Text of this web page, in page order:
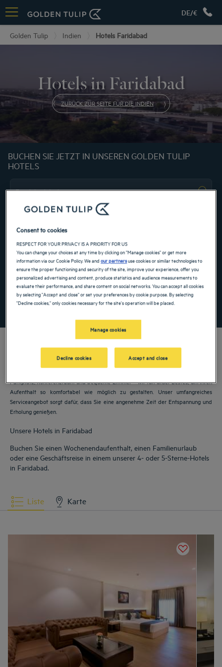
DE/€
Golden Tulip Indien Hotels Faridabad
Hotels in Faridabad
ZURÜCK ZUR SEITE FÜR DIE INDIEN
BUCHEN SIE JETZT IN UNSEREN GOLDEN TULIP
HOTELS
FINDEN SIE EIN HOTEL
Spezialcode hinzufügen
Parkplatz, Konferenzraum und bequeme Zimmer – wir tun unser Bestes, um Ihren
Aufenthalt so komfortabel wie möglich zu gestalten. Unser umfangreiches
Serviceangebot sorgt dafür, dass Sie eine angenehme Zeit der Entspannung und
Erholung genießen.
Unsere Hotels in Faridabad
Buchen Sie einen Wochenendaufenthalt, einen Familienurlaub
oder eine Geschäftsreise in einem unserer 4- oder 5-Sterne-Hotels
in Faridabad.
Liste Karte
Consent to cookies
RESPECT FOR YOUR PRIVACY IS A PRIORITY FOR US
You can change your choices at any time by clicking on "Manage cookies" or get more
information via our Cookie Policy. We andour partnersuse cookies or similar technologies to
ensure the proper functioning and security of the site, improve your experience, offer you
personalized advertising and content, produce statistics and audience measurements to
evaluate their performance, and share content on social networks. You can accept all cookies
by selecting "Accept and close" or set your preferences by cookie purpose. By selecting
"Decline cookies," only cookies necessary for the site's operation will be placed.
Manage cookies
Decline cookies Accept and close